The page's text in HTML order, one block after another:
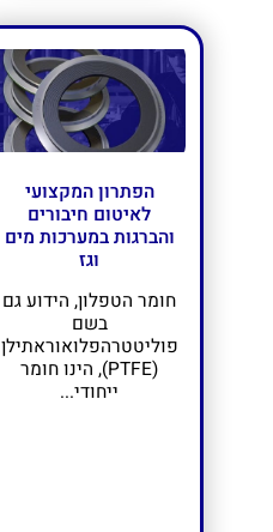
הפתרון המקצועי
לאיטום חיבורים
והברגות במערכות מים
וגז
חומר הטפלון, הידוע גם
בשם
פוליטטרהפלואוראתילן
(PTFE), הינו חומר
ייחודי...